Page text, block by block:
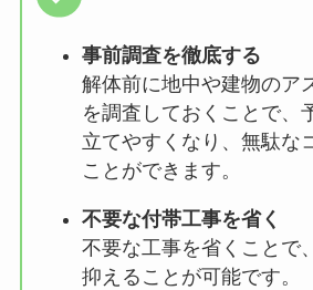
事前調査を徹底する
解体前に地中や建物のア
を調査しておくことで、
立てやすくなり、無駄な
ことができます。
不要な付帯工事を省く
不要な工事を省くことで
抑えることが可能です。